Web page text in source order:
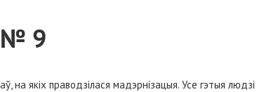
9
якіх праводзілася мадэрнізацыя. Усе гэтыя людзі